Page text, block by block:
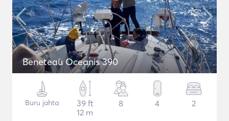
Beneteau Oceanis 390
Buru jahta
39 ft
12 m
8 4 2